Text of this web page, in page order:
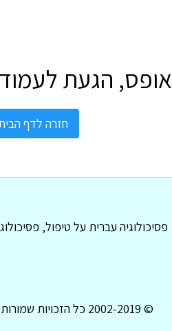
אופס, הגעת לעמוד
חזרה לדף
פסיכולוגיה עברית על טיפול,
© 2002-2019 כל הזכויות שמורות לפסיכולוגיה עברית